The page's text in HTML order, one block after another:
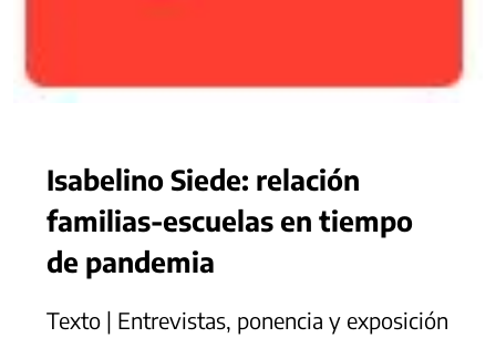
Isabelino Siede: relación
familias-escuelas en tiempo
de pandemia
Texto | Entrevistas, ponencia y exposición